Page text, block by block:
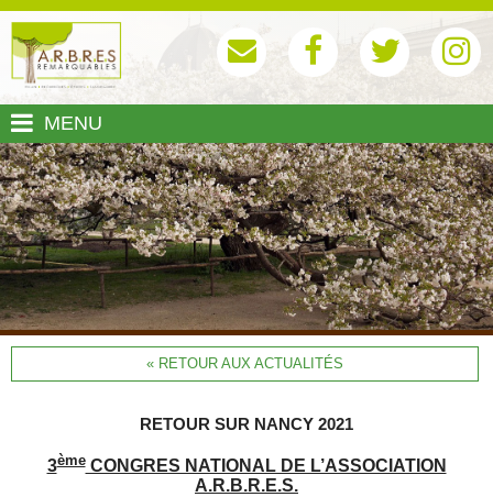
MENU
« RETOUR AUX ACTUALITÉS
RETOUR SUR NANCY 2021
3èmeCONGRES NATIONAL DE L’ASSOCIATION
A.R.B.R.E.S.